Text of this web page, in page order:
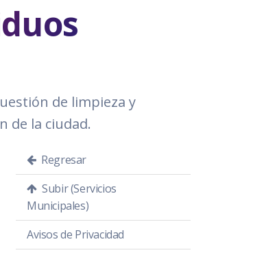
de limpieza y
de la ciudad.
Regresar
Subir (Servicios
Municipales)
Avisos de Privacidad